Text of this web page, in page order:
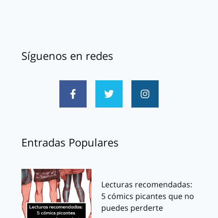
Síguenos en redes
Entradas Populares
Lecturas recomendadas:
5 cómics picantes que no
puedes perderte